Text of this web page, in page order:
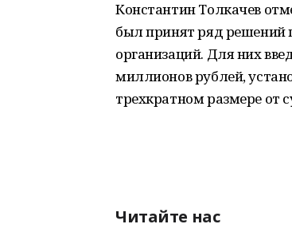
Константин Толкачев
был принят ряд решений
организаций. Для них
миллионов рублей,
трехкратном размере от
Читайте нас